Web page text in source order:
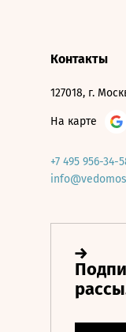
Контакты
127018, г.
На карте
+7 495 956-34-